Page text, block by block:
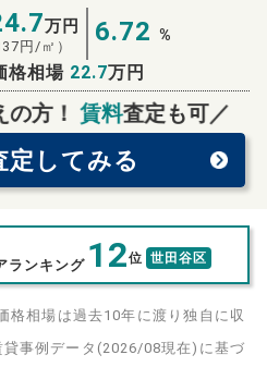
万円
円/㎡） 6.72 %
格相場 22.7万円
方！ 賃料査定も可／
定 してみる
スタート！
ランキング 12位 世田谷区
格相場は過去10年に渡り独自に収
事例データ(2026/08現在)に基づ